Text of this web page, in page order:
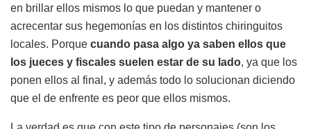
en brillar ellos mismos lo que puedan y mantener o
acrecentar sus hegemonías en los distintos chiringuitos
locales. Porque cuando pasa algo ya saben ellos que
los jueces y fiscales suelen estar de su lado, ya que los
ponen ellos al final, y además todo lo solucionan diciendo
que el de enfrente es peor que ellos mismos.